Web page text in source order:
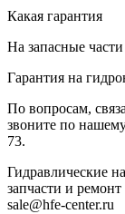
Какая гарантия
На запасные части
Гарантия на
По вопросам,
звоните по
73.
Гидравлические
запчасти и ремонт
sale@hfe-center.ru